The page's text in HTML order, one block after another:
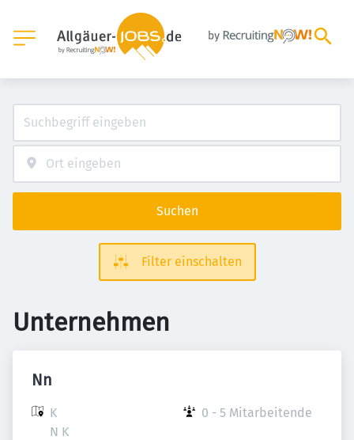
Suchen
Filter einschalten
Unternehmen
Nn
K
N K
0 - 5 Mitarbeitende